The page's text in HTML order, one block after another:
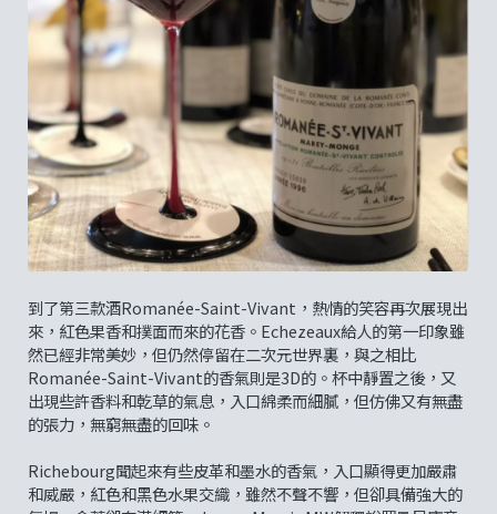
到了第三款酒Romanée-Saint-Vivant，熱情的笑容再次展現出
來，紅色果香和撲面而來的花香。Echezeaux給人的第一印象雖
然已經非常美妙，但仍然停留在二次元世界裏，與之相比
Romanée-Saint-Vivant的香氣則是3D的。杯中靜置之後，又
出現些許香料和乾草的氣息，入口綿柔而細膩，但仿佛又有無盡
的張力，無窮無盡的回味。
Richebourg聞起來有些皮革和墨水的香氣，入口顯得更加嚴肅
和威嚴，紅色和黑色水果交織，雖然不聲不響，但卻具備強大的